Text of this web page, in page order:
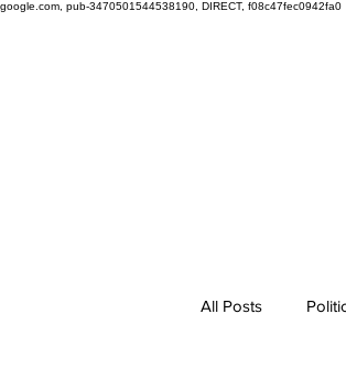
google.com, pub-3470501544538190, DIRECT, f08c47fec0942fa0
All Posts